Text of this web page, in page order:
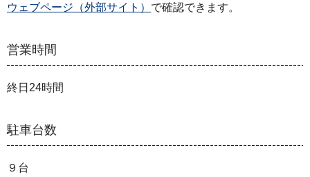
ウェブページ（外部サイト） で確認できます。
営業時間
終日24時間
駐車台数
９台